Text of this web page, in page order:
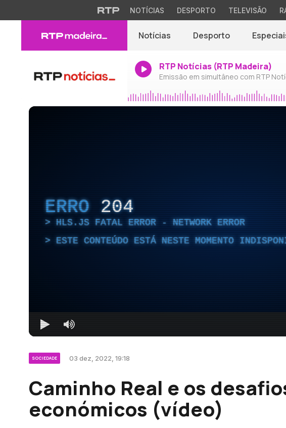
NOTÍCIAS DESPORTO TELEVISÃO
Notícias Desporto
RTP Notícias (RTP Madeira)
Emissão em simultâneo com RTP
ERRO 204
HLS.JS FATAL ERROR - NETWORK ERROR
ESTE CONTEÚDO ESTÁ NESTE MOMENTO
SOCIEDADE 03 dez, 2022, 19:18
Caminho Real e os
económicos (vídeo)